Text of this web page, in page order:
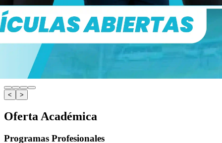
< >
Oferta Académica
Programas Profesionales